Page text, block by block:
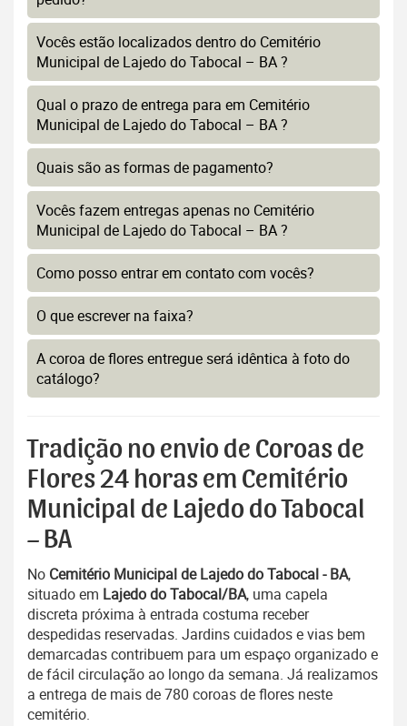
Vocês estão localizados dentro do Cemitério
Municipal de Lajedo do Tabocal – BA ?
Qual o prazo de entrega para em Cemitério
Municipal de Lajedo do Tabocal – BA ?
Quais são as formas de pagamento?
Vocês fazem entregas apenas no Cemitério
Municipal de Lajedo do Tabocal – BA ?
Como posso entrar em contato com vocês?
O que escrever na faixa?
A coroa de flores entregue será idêntica à foto do
catálogo?
Tradição no envio de Coroas de
Flores 24 horas em Cemitério
Municipal de Lajedo do Tabocal
– BA
No Cemitério Municipal de Lajedo do Tabocal - BA,
situado em Lajedo do Tabocal/BA, uma capela
discreta próxima à entrada costuma receber
despedidas reservadas. Jardins cuidados e vias bem
demarcadas contribuem para um espaço organizado e
de fácil circulação ao longo da semana. Já realizamos
a entrega de mais de 780 coroas de flores neste
cemitério.